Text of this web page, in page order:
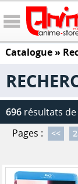
Catalogue»
696 résultats
Pages :
<<